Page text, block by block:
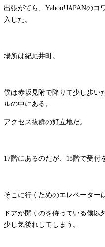
出張がてら、Yahoo!JAPANのコ
入した。
場所は紀尾井町。
僕は赤坂見附で降りて少し歩い
ルの中にある。
アクセス抜群の好立地だ。
17階にあるのだが、18階で受付
そこに行くためのエレベーター
ドアが開くのを待っている僕以
少し気後れしてしまう。